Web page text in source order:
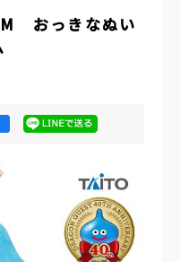
おっきなぬい